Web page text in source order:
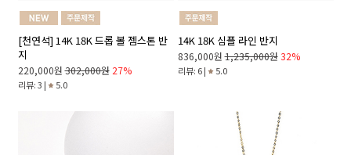
[천연석] 14K 18K 드롭 볼 젬스톤 반
지
220,000원 302,000원 27%
리뷰: 3 | 5.0
14K 18K 심플 라인 반지
836,000원 1,235,000원 32%
리뷰: 6 | 5.0